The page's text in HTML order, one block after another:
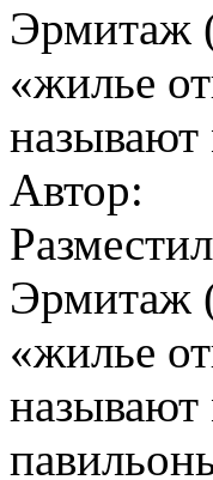
Эрмитаж
«жилье
называют
Автор:
Эрмитаж
«жилье
называют